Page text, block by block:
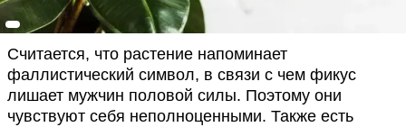
Считается, что растение напоминает
фаллистический символ, в связи с чем фикус
лишает мужчин половой силы. Поэтому они
чувствуют себя неполноценными. Также есть